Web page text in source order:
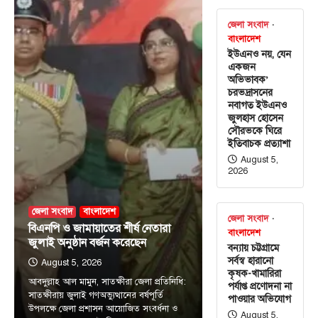
জেলা সংবাদ বাংলাদেশ
বিএনপি ও জামায়াতের শীর্ষ নেতারা
জুলাই অনুষ্ঠান বর্জন করেছেন
August 5, 2026
আবদুল্লাহ আল মামুন, সাতক্ষীরা জেলা প্রতিনিধি:
সাতক্ষীরায় জুলাই গণঅভ্যুত্থানের বর্ষপূর্তি
উপলক্ষে জেলা প্রশাসন আয়োজিত সংবর্ধনা ও
জেলা সংবাদ
বাংলাদেশ
ইউএনও নয়, যেন
একজন
অভিভাবক’
চরভদ্রাসনের
নবাগত ইউএনও
জুলহাস হোসেন
সৌরভকে ঘিরে
ইতিবাচক প্রত্যাশা
August 5,
2026
জেলা সংবাদ
বাংলাদেশ
বন্যায় চট্টগ্রামে
সর্বস্ব হারানো
কৃষক-খামারিরা
পর্যাপ্ত প্রণোদনা না
পাওয়ার অভিযোগ
August 5,